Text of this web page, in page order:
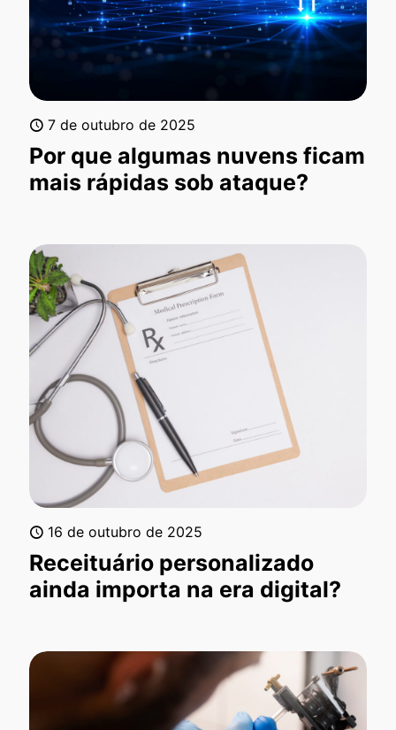
7 de outubro de 2025
Por que algumas nuvens ficam
mais rápidas sob ataque?
16 de outubro de 2025
Receituário personalizado
ainda importa na era digital?